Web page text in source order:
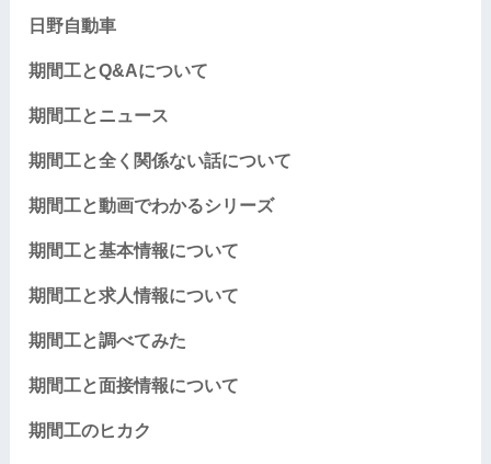
日野自動車
期間工とQ&Aについて
期間工とニュース
期間工と全く関係ない話について
期間工と動画でわかるシリーズ
期間工と基本情報について
期間工と求人情報について
期間工と調べてみた
期間工と面接情報について
期間工のヒカク